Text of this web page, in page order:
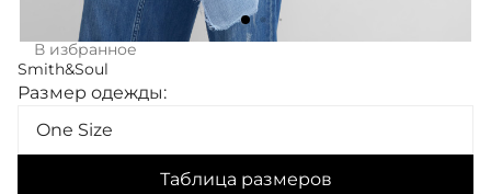
В избранное
Smith&Soul
Размер одежды:
One Size
Таблица размеров